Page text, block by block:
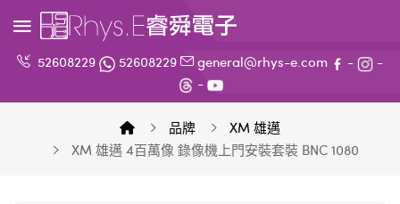
52608229 52608229 general@rhys-e.com -
-
-
品牌
XM 雄邁
XM 雄邁 4百萬像 錄像機上門安裝套裝 BNC 1080